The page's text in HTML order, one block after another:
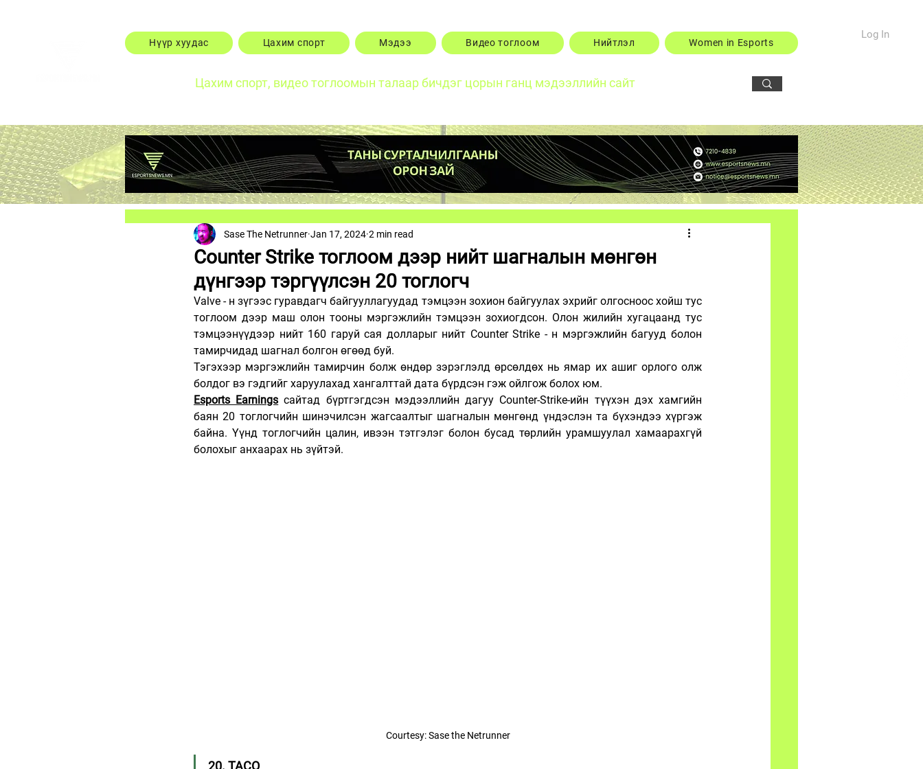
Нүүр хуудас Цахим спорт Мэдээ Видео тоглоом Нийтлэл Women in Esports
Log In
Цахим спорт, видео тоглоомын талаар бичдэг цорын ганц мэдээллийн сайт
Counter Strike тоглоом дээр нийт шагналын мөнгөн
дүнгээр тэргүүлсэн 20 тоглогч
Sase The Netrunner Jan 17, 2024 2 min read
Valve - н зүгээс гуравдагч байгууллагуудад тэмцээн зохион байгуулах эхрийг олгосноос хойш тус
тоглоом дээр маш олон тооны мэргэжлийн тэмцээн зохиогдсон. Олон жилийн хугацаанд тус
тэмцээнүүдээр нийт 160 гаруй сая долларыг нийт Counter Strike - н мэргэжлийн багууд болон
тамирчидад шагнал болгон өгөөд буй.
Тэгэхээр мэргэжлийн тамирчин болж өндөр зэрэглэлд өрсөлдөх нь ямар их ашиг орлого олж
болдог вэ гэдгийг харуулахад хангалттай дата бүрдсэн гэж ойлгож болох юм.
Esports Earnings сайтад бүртгэгдсэн мэдээллийн дагуу Counter-Strike-ийн түүхэн дэх хамгийн
баян 20 тоглогчийн шинэчилсэн жагсаалтыг шагналын мөнгөнд үндэслэн та бүхэндээ хүргэж
байна. Үүнд тоглогчийн цалин, ивээн тэтгэлэг болон бусад төрлийн урамшуулал хамаарахгүй
болохыг анхаарах нь зүйтэй.
Courtesy: Sase the Netrunner
20. TACO